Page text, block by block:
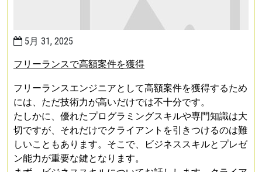
5月 31, 2025
フリーランスで高額案件を獲得
フリーランスエンジニアとして高額案件を獲得するため
には、ただ技術力が高いだけでは不十分です。
たしかに、優れたプログラミングスキルや専門知識は大
切ですが、それだけでクライアントを引きつけるのは難
しいこともあります。そこで、ビジネススキルとプレゼ
ン能力が重要な鍵となります。